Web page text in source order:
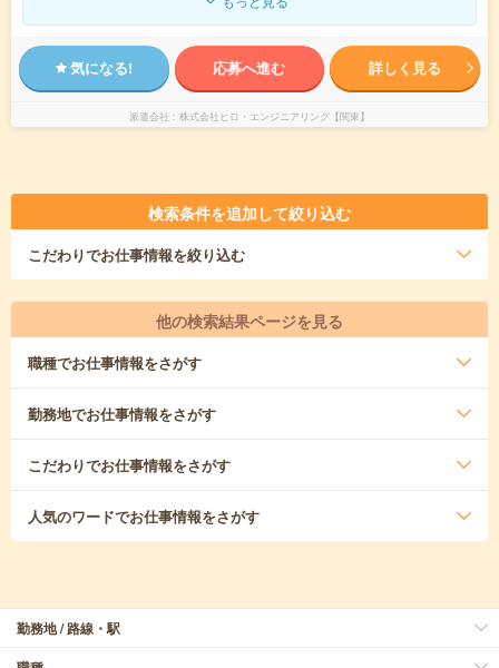
気になる! 応募へ進む 詳しく見る
派遣会社 株式会社ヒロ・エンジニアリング【関東】
検索条件を追加して絞り込む
こだわりでお仕事情報を絞り込む
他の検索結果ページを見る
職種でお仕事情報をさがす
勤務地でお仕事情報をさがす
こだわりでお仕事情報をさがす
人気のワードでお仕事情報をさがす
勤務地 / 路線・駅